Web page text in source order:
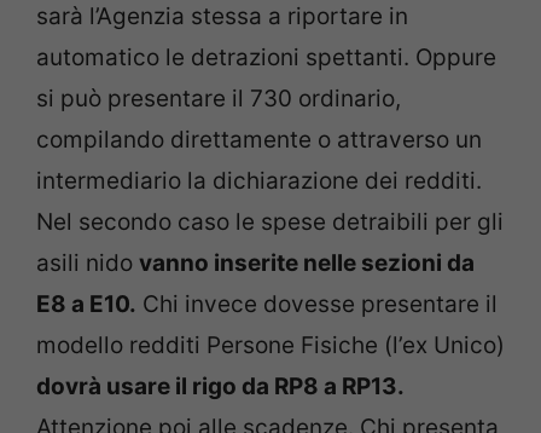
sarà l’Agenzia stessa a riportare in
automatico le detrazioni spettanti. Oppure
si può presentare il 730 ordinario,
compilando direttamente o attraverso un
intermediario la dichiarazione dei redditi.
Nel secondo caso le spese detraibili per gli
asili nido vanno inserite nelle sezioni da
E8 a E10. Chi invece dovesse presentare il
modello redditi Persone Fisiche (l’ex Unico)
dovrà usare il rigo da RP8 a RP13.